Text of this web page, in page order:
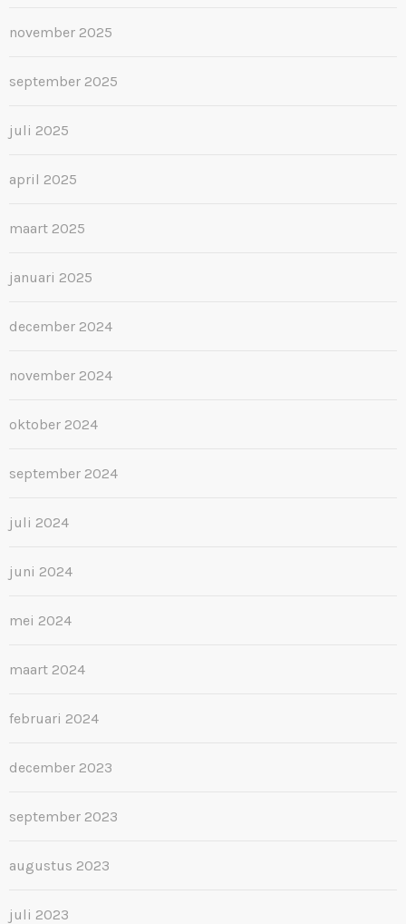
november 2025
september 2025
juli 2025
april 2025
maart 2025
januari 2025
december 2024
november 2024
oktober 2024
september 2024
juli 2024
juni 2024
mei 2024
maart 2024
februari 2024
december 2023
september 2023
augustus 2023
juli 2023